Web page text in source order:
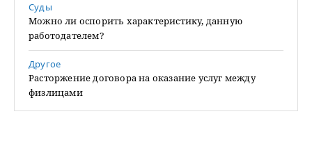
Суды
Можно ли оспорить характеристику, данную
работодателем?
Другое
Расторжение договора на оказание услуг между
физлицами